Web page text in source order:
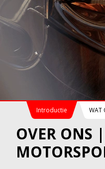
Introductie WAT
OVER ONS |